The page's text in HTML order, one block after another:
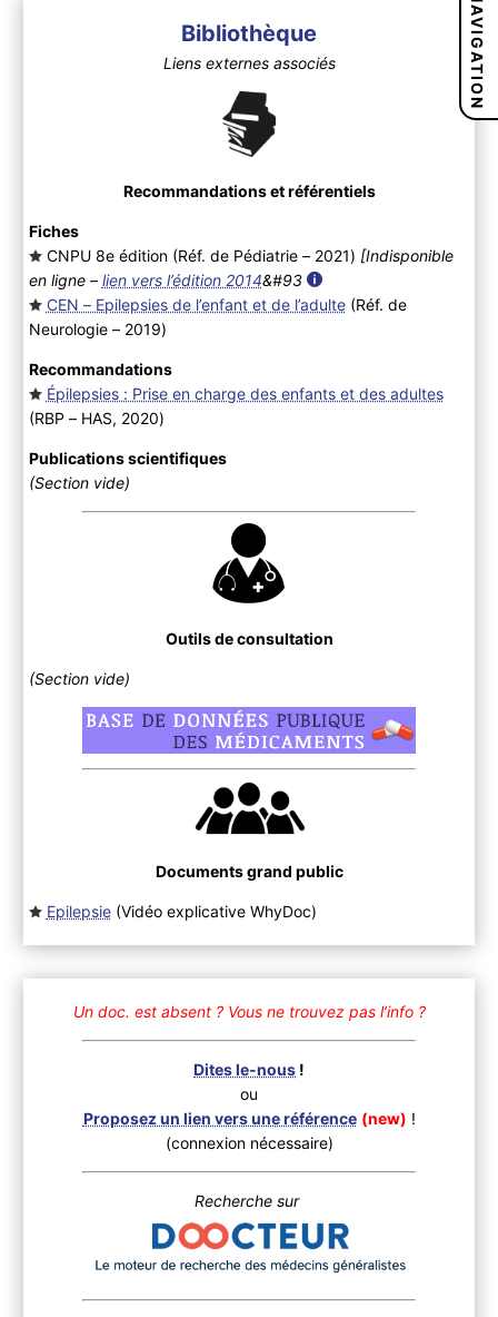
Bibliothèque
Liens externes associés
Recommandations et référentiels
Fiches
CNPU 8e édition (Réf. de Pédiatrie – 2021) [Indisponible
en ligne – lien vers l’édition 2014&#93
CEN – Epilepsies de l’enfant et de l’adulte(Réf. de
Neurologie – 2019)
Recommandations
Épilepsies : Prise en charge des enfants et des adultes
(RBP – HAS, 2020)
Publications scientifiques
(Section vide)
Outils de consultation
(Section vide)
Documents grand public
Epilepsie(Vidéo explicative WhyDoc)
Un doc. est absent ? Vous ne trouvez pas l’info ?
Dites le-nous !
ou
Proposez un lien vers une référence (new) !
(connexion nécessaire)
Recherche sur
NAVIGATION